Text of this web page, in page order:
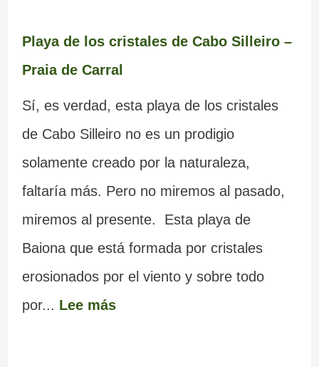
Playa de los cristales de Cabo Silleiro –
Praia de Carral
Sí, es verdad, esta playa de los cristales
de Cabo Silleiro no es un prodigio
solamente creado por la naturaleza,
faltaría más. Pero no miremos al pasado,
miremos al presente. Esta playa de
Baiona que está formada por cristales
erosionados por el viento y sobre todo
por... Lee más